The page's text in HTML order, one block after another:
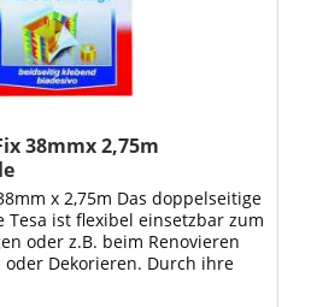
38mmx 2,75m
x 2,75m Das doppelseitige
Tesa ist flexibel einsetzbar zum
oder z.B. beim Renovieren
Dekorieren. Durch ihre